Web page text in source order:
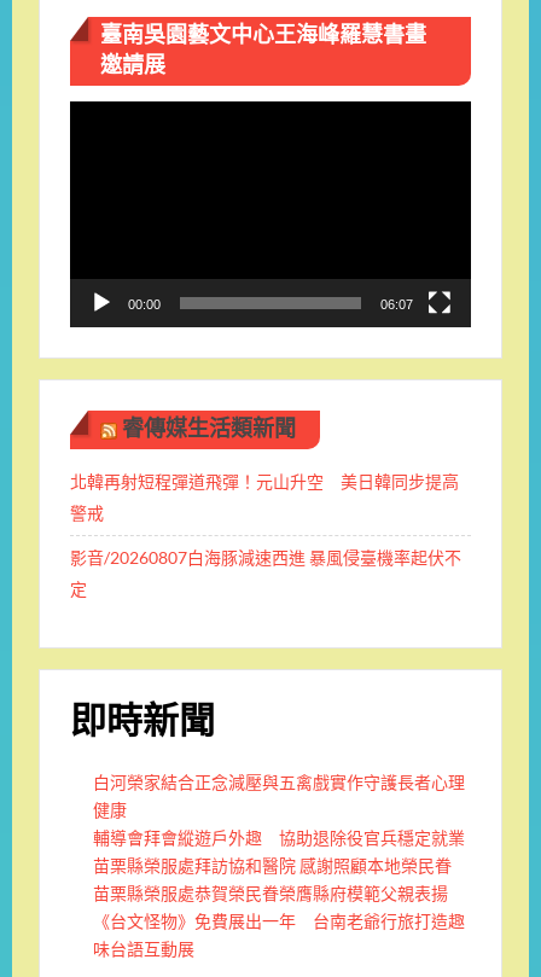
臺南吳園藝文中心王海峰羅慧書畫
邀請展
00:00 06:07
睿傳媒生活類新聞
北韓再射短程彈道飛彈！元山升空 美日韓同步提高
警戒
影音/20260807白海豚減速西進 暴風侵臺機率起伏不
定
即時新聞
白河榮家結合正念減壓與五禽戲實作守護長者心理
健康
輔導會拜會縱遊戶外趣 協助退除役官兵穩定就業
苗栗縣榮服處拜訪協和醫院 感謝照顧本地榮民眷
苗栗縣榮服處恭賀榮民眷榮膺縣府模範父親表揚
《台文怪物》免費展出一年 台南老爺行旅打造趣
味台語互動展